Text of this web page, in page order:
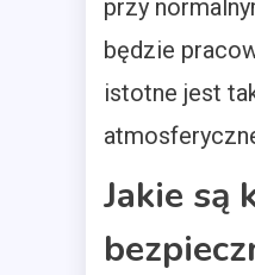
przy
będzie
istotne jest
Jakie są